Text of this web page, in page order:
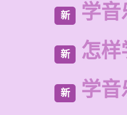
新 学音
新 怎样
新 学音